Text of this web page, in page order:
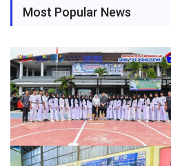
Most Popular News